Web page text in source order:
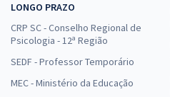
LONGO PRAZO
CRP SC - Conselho Regional de
Psicologia - 12ª Região
SEDF - Professor Temporário
MEC - Ministério da Educação